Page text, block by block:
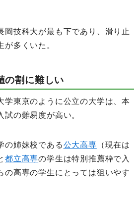
岡技科大が最も下であり、滑り止
多くいた。
の割に難しい
学東京のように公立の大学は、本
の難易度が高い。
の姉妹校である公大高専 （現在は
都立高専の学生は特別推薦枠で入
の高専の学生にとっては狙いやす